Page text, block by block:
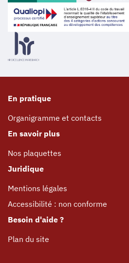
En pratique
Organigramme et contacts
En savoir plus
Nos plaquettes
Juridique
Mentions légales
Accessibilité : non conforme
Besoin d'aide ?
Plan du site